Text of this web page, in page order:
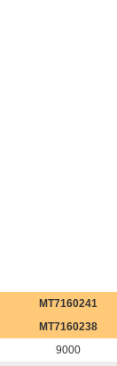
MT7160241
MT7160238
9000